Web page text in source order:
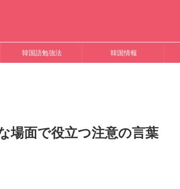
韓国語勉強法 韓国情報
場面で役立つ注意の言葉